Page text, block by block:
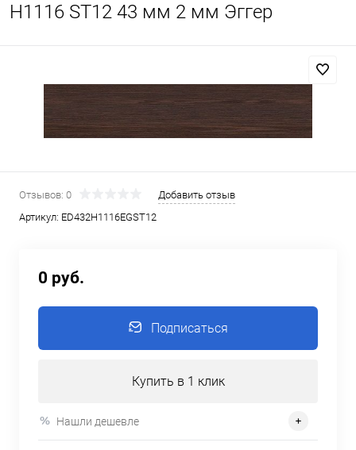
Н1116 ST12 43 мм 2 мм Эггер
Отзывов: 0
Добавить отзыв
Артикул: ED432Н1116EGST12
0 руб.
Подписаться
Купить в 1 клик
Нашли дешевле